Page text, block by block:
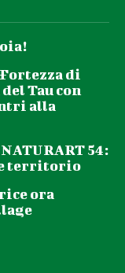
di
Tau con
alla
54:
territorio
ora